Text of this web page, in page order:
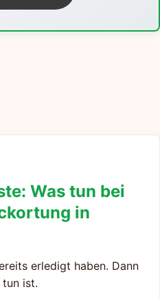
Was tun bei
in
erledigt haben. Dann
tun ist.